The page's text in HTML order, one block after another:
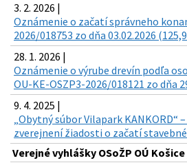
3. 2. 2026 |
Oznámenie o začatí správneho
2026/018753 zo dňa 03.02.2026
28. 1. 2026 |
Oznámenie o výrube drevín podľa
OU-KE-OSZP3-2026/018121 zo dňa
9. 4. 2025 |
„Obytný súbor Vilapark KANKORD“
zverejnení žiadosti o začatí
Verejné vyhlášky OSoŽP OÚ Košice